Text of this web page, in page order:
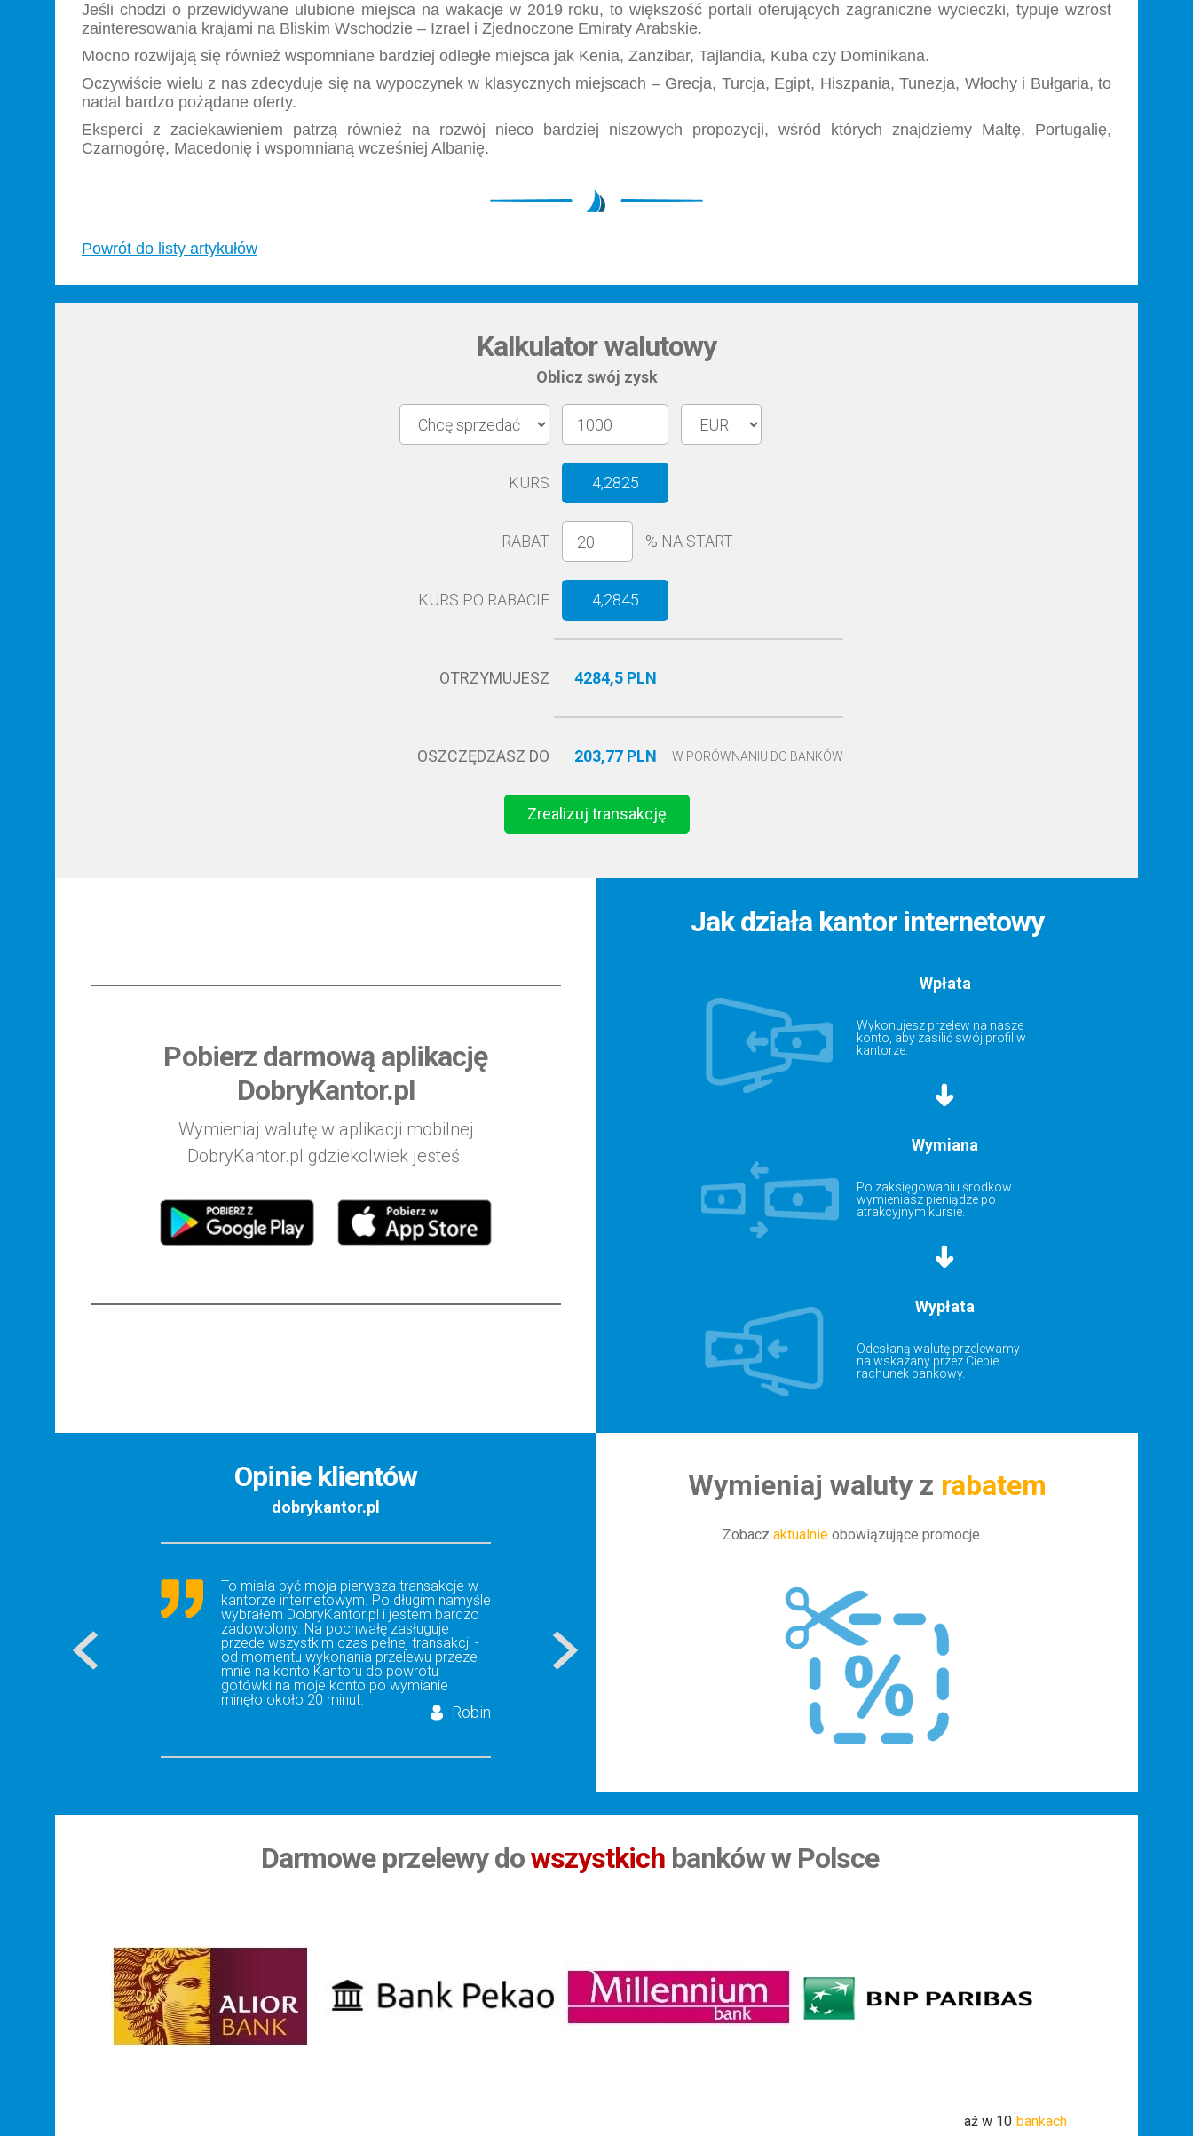
Jeśli chodzi o przewidywane ulubione miejsca na wakacje w 2019 roku, to większość portali oferujących zagraniczne wycieczki, typuje wzrost
zainteresowania krajami na Bliskim Wschodzie – Izrael i Zjednoczone Emiraty Arabskie.
Mocno rozwijają się również wspomniane bardziej odległe miejsca jak Kenia, Zanzibar, Tajlandia, Kuba czy Dominikana.
Oczywiście wielu z nas zdecyduje się na wypoczynek w klasycznych miejscach – Grecja, Turcja, Egipt, Hiszpania, Tunezja, Włochy i Bułgaria, to
nadal bardzo pożądane oferty.
Eksperci z zaciekawieniem patrzą również na rozwój nieco bardziej niszowych propozycji, wśród których znajdziemy Maltę, Portugalię,
Czarnogórę, Macedonię i wspomnianą wcześniej Albanię.
Powrót do listy artykułów
Kalkulator walutowy
Oblicz swój zysk
KURS 4,2825
RABAT % NA START
KURS PO RABACIE 4,2845
OTRZYMUJESZ 4284,5 PLN
OSZCZĘDZASZ DO 203,77 PLN W PORÓWNANIU DO BANKÓW
Zrealizuj transakcję
Pobierz darmową aplikację
DobryKantor.pl
Wymieniaj walutę w aplikacji mobilnej
DobryKantor.pl gdziekolwiek jesteś.
Jak działa kantor internetowy
Wpłata
Wykonujesz przelew na nasze
konto, aby zasilić swój profil w
kantorze.
Wymiana
Po zaksięgowaniu środków
wymieniasz pieniądze po
atrakcyjnym kursie.
Wypłata
Odesłaną walutę przelewamy
na wskazany przez Ciebie
rachunek bankowy.
Opinie klientów
dobrykantor.pl
To miała być moja pierwsza transakcje w
kantorze internetowym. Po długim namyśle
wybrałem DobryKantor.pl i jestem bardzo
zadowolony. Na pochwałę zasługuje
przede wszystkim czas pełnej transakcji -
od momentu wykonania przelewu przeze
mnie na konto Kantoru do powrotu
gotówki na moje konto po wymianie
minęło około 20 minut.
Robin
Wymieniaj waluty z rabatem
Zobacz aktualnieobowiązujące promocje.
Darmowe przelewy dowszystkich banków w Polsce
aż w 10 bankach